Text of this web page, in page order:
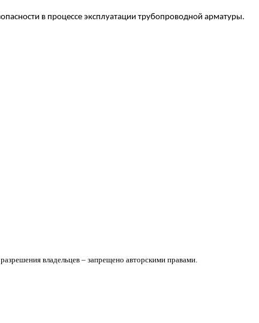
в процессе эксплуатации трубопроводной арматуры.
владельцев – запрещено авторскими правами.